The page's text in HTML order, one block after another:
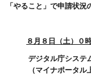
「やること」で申請状況
８月８日（土）０
デジタル庁システム
（マイナポータル上